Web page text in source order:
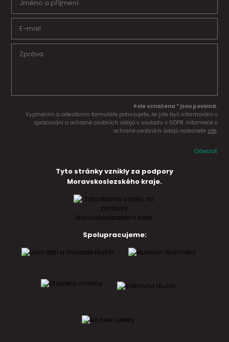
Pole označena * jsou povinná.
Vyplněním a odesláním formuláře potvrzujete, že jste byli informováni o
zpracování a ochraně osobních údajů v souladu s GDPR. Informace o
ochraně osobních údajů naleznete zde.
Odeslat
Tyto stránky vznikly za podpory
Moravskoslezského kraje.
Spolupracujeme: